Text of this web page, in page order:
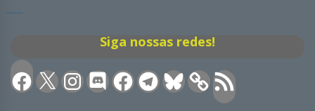
Siga nossas redes!
Facebook
X Instagram
DiscordFacebookTelegramBluesky Feed
RSS